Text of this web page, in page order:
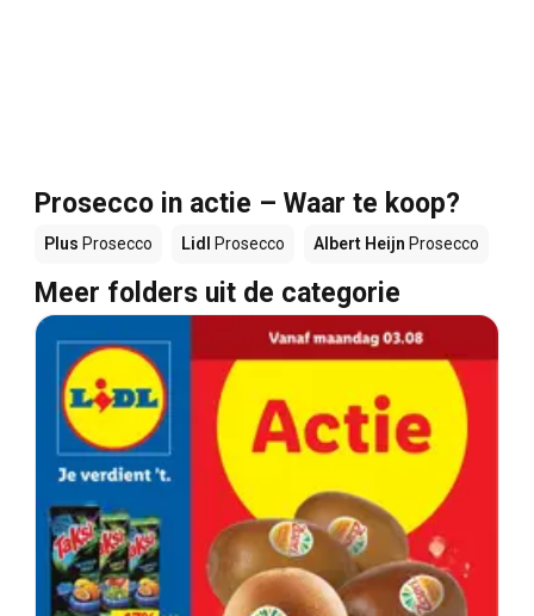
Prosecco in actie – Waar te koop?
Plus Prosecco Lidl Prosecco Albert Heijn Prosecco
Meer folders uit de categorie